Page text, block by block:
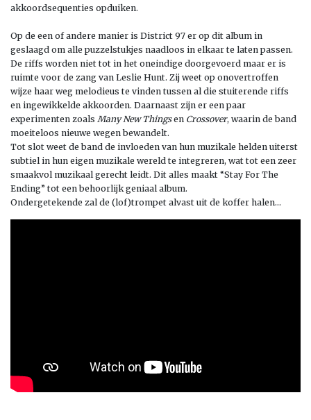
akkoordsequenties opduiken.
Op de een of andere manier is District 97 er op dit album in
geslaagd om alle puzzelstukjes naadloos in elkaar te laten passen.
De riffs worden niet tot in het oneindige doorgevoerd maar er is
ruimte voor de zang van Leslie Hunt. Zij weet op onovertroffen
wijze haar weg melodieus te vinden tussen al die stuiterende riffs
en ingewikkelde akkoorden. Daarnaast zijn er een paar
experimenten zoals Many New Thingsen Crossover, waarin de band
moeiteloos nieuwe wegen bewandelt.
Tot slot weet de band de invloeden van hun muzikale helden uiterst
subtiel in hun eigen muzikale wereld te integreren, wat tot een zeer
smaakvol muzikaal gerecht leidt. Dit alles maakt “Stay For The
Ending” tot een behoorlijk geniaal album.
Ondergetekende zal de (lof)trompet alvast uit de koffer halen…